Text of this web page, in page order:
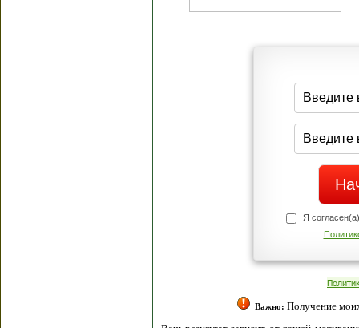
Я
Важно: Получение